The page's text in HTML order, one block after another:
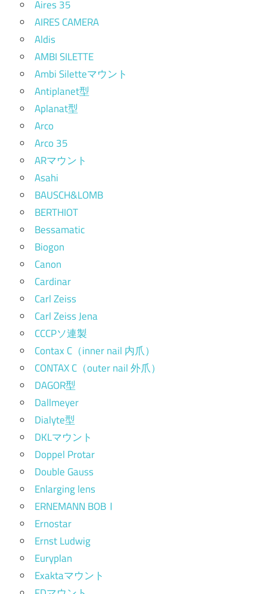
Aires 35
AIRES CAMERA
Aldis
AMBI SILETTE
Ambi Siletteマウント
Antiplanet型
Aplanat型
Arco
Arco 35
ARマウント
Asahi
BAUSCH&LOMB
BERTHIOT
Bessamatic
Biogon
Canon
Cardinar
Carl Zeiss
Carl Zeiss Jena
CCCPソ連製
Contax C（inner nail 内爪）
CONTAX C（outer nail 外爪）
DAGOR型
Dallmeyer
Dialyte型
DKLマウント
Doppel Protar
Double Gauss
Enlarging lens
ERNEMANN BOBⅠ
Ernostar
Ernst Ludwig
Euryplan
Exaktaマウント